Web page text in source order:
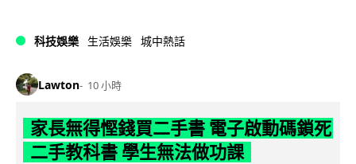
科技娛樂 生活娛樂 城中熱話
Lawton 10 小時
家長無得慳錢買二手書 電子啟動碼鎖死
二手教科書 學生無法做功課